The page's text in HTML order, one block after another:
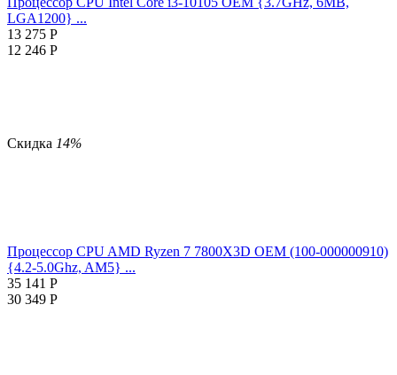
LGA1200} ...
13 275 Р
12 246 Р
Скидка 14%
Процессор CPU AMD Ryzen 7 7800X3D OEM (100-000000910)
{4.2-5.0Ghz, AM5} ...
35 141 Р
30 349 Р